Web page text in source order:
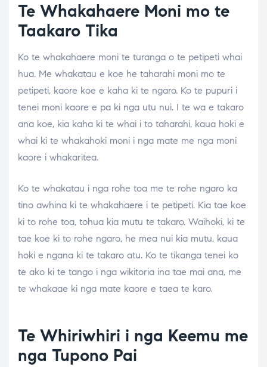
Te Whakahaere Moni mo te
Taakaro Tika
Ko te whakahaere moni te turanga o te petipeti whai
hua. Me whakatau e koe he taharahi moni mo te
petipeti, kaore koe e kaha ki te ngaro. Ko te pupuri i
tenei moni kaore e pa ki nga utu nui. I te wa e takaro
ana koe, kia kaha ki te whai i to taharahi, kaua hoki e
whai ki te whakahoki moni i nga mate me nga moni
kaore i whakaritea.
Ko te whakatau i nga rohe toa me te rohe ngaro ka
tino awhina ki te whakahaere i te petipeti. Kia tae koe
ki to rohe toa, tohua kia mutu te takaro. Waihoki, ki te
tae koe ki to rohe ngaro, he mea nui kia mutu, kaua
hoki e ngana ki te takaro atu. Ko te tikanga tenei ko
te ako ki te tango i nga wikitoria ina tae mai ana, me
te whakaae ki nga mate kaore e taea te karo.
Te Whiriwhiri i nga Keemu me
nga Tupono Pai